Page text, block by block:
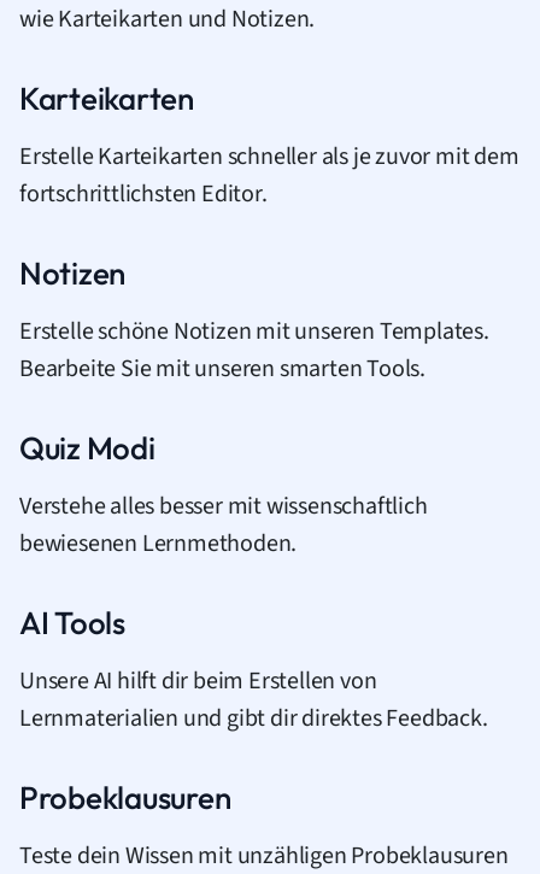
wie Karteikarten und Notizen.
Karteikarten
Erstelle Karteikarten schneller als je zuvor mit dem
fortschrittlichsten Editor.
Notizen
Erstelle schöne Notizen mit unseren Templates.
Bearbeite Sie mit unseren smarten Tools.
Quiz Modi
Verstehe alles besser mit wissenschaftlich
bewiesenen Lernmethoden.
AI Tools
Unsere AI hilft dir beim Erstellen von
Lernmaterialien und gibt dir direktes Feedback.
Probeklausuren
Teste dein Wissen mit unzähligen Probeklausuren